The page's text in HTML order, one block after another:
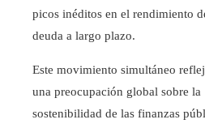
picos inéditos en el rendimiento
deuda a largo plazo.
Este movimiento simultáneo
una preocupación global sobre la
sostenibilidad de las finanzas